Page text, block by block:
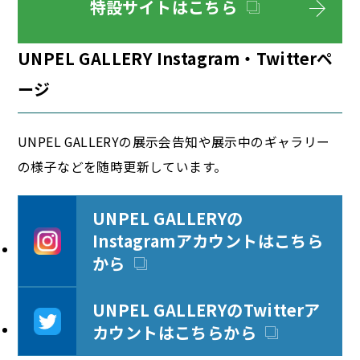
特設サイトはこちら
UNPEL GALLERY Instagram・Twitterペ
ージ
UNPEL GALLERYの展示会告知や展示中のギャラリー
の様子などを随時更新しています。
UNPEL GALLERYの
Instagramアカウントはこちら
から
UNPEL GALLERYのTwitterア
カウントはこちらから